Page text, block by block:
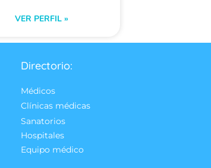
VER PERFIL »
Directorio:
Médicos
Clínicas médicas
Sanatorios
Hospitales
Equipo médico